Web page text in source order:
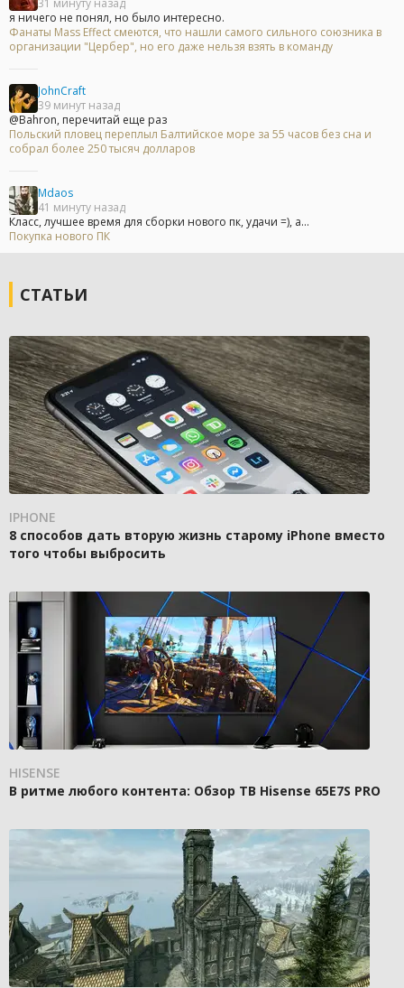
31 минуту назад
я ничего не понял, но было интересно.
Фанаты Mass Effect смеются, что нашли самого сильного союзника в
организации "Цербер", но его даже нельзя взять в команду
JohnCraft
39 минут назад
@Bahron, перечитай еще раз
Польский пловец переплыл Балтийское море за 55 часов без сна и
собрал более 250 тысяч долларов
Mdaos
41 минуту назад
Класс, лучшее время для сборки нового пк, удачи =), а...
Покупка нового ПК
СТАТЬИ
IPHONE
8 способов дать вторую жизнь старому iPhone вместо
того чтобы выбросить
HISENSE
В ритме любого контента: Обзор ТВ Hisense 65E7S PRO